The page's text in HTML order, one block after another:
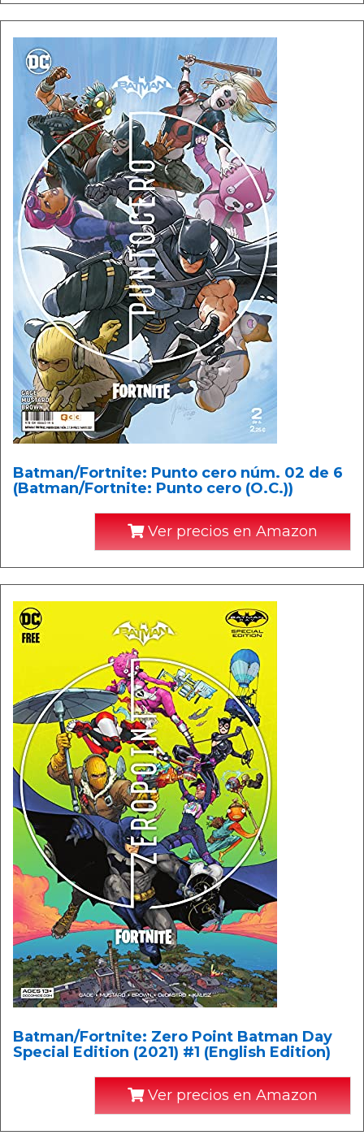
Batman/Fortnite: Punto cero núm. 02 de 6
(Batman/Fortnite: Punto cero (O.C.))
Ver precios en Amazon
Batman/Fortnite: Zero Point Batman Day
Special Edition (2021) #1 (English Edition)
Ver precios en Amazon